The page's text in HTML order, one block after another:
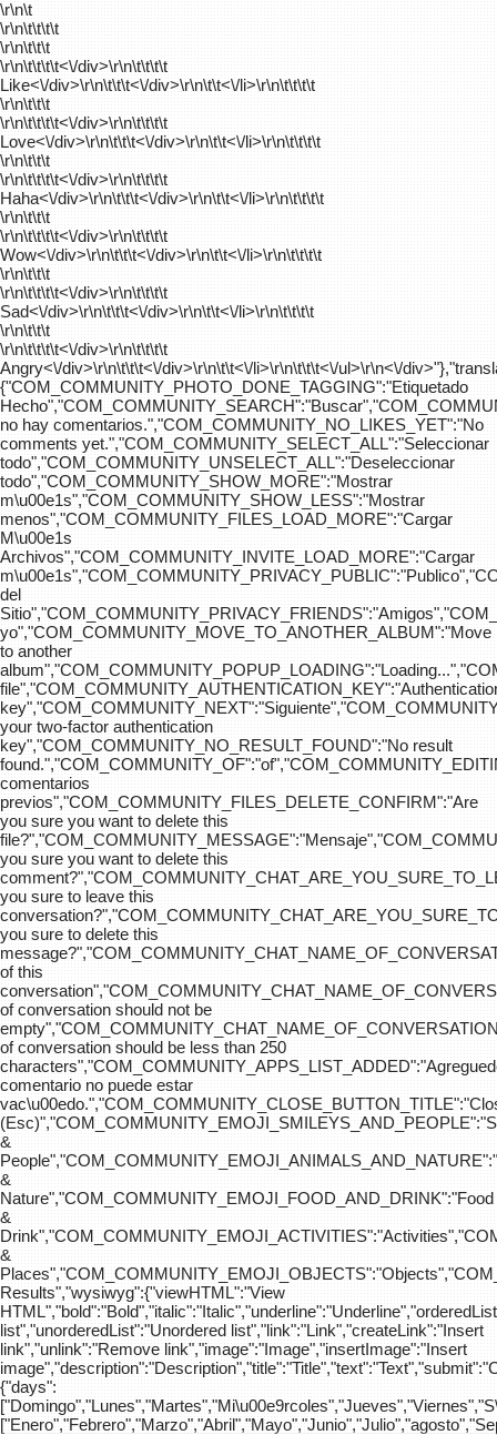
\r\n\t
\r\n\t\t\t\t
\r\n\t\t\t
\r\n\t\t\t\t<\/div>\r\n\t\t\t\t
Like<\/div>\r\n\t\t\t<\/div>\r\n\t\t<\/li>\r\n\t\t\t\t
\r\n\t\t\t
\r\n\t\t\t\t<\/div>\r\n\t\t\t\t
Love<\/div>\r\n\t\t\t<\/div>\r\n\t\t<\/li>\r\n\t\t\t\t
\r\n\t\t\t
\r\n\t\t\t\t<\/div>\r\n\t\t\t\t
Haha<\/div>\r\n\t\t\t<\/div>\r\n\t\t<\/li>\r\n\t\t\t\t
\r\n\t\t\t
\r\n\t\t\t\t<\/div>\r\n\t\t\t\t
Wow<\/div>\r\n\t\t\t<\/div>\r\n\t\t<\/li>\r\n\t\t\t\t
\r\n\t\t\t
\r\n\t\t\t\t<\/div>\r\n\t\t\t\t
Sad<\/div>\r\n\t\t\t<\/div>\r\n\t\t<\/li>\r\n\t\t\t\t
\r\n\t\t\t
\r\n\t\t\t\t<\/div>\r\n\t\t\t\t
Angry<\/div>\r\n\t\t\t<\/div>\r\n\t\t<\/li>\r\n\t\t\t<\/ul>\r\n<\/
{"COM_COMMUNITY_PHOTO_DONE_TAGGING":"Etiquetado
no hay comentarios.","COM_COMMUNITY_NO_LIKES_YET":"No
comments yet.","COM_COMMUNITY_SELECT_ALL":"Seleccionar
todo","COM_COMMUNITY_UNSELECT_ALL":"Deseleccionar
todo","COM_COMMUNITY_SHOW_MORE":"Mostrar
m\u00e1s","COM_COMMUNITY_SHOW_LESS":"Mostrar
menos","COM_COMMUNITY_FILES_LOAD_MORE":"Cargar
M\u00e1s
Archivos","COM_COMMUNITY_INVITE_LOAD_MORE":"Cargar
del
yo","COM_COMMUNITY_MOVE_TO_ANOTHER_ALBUM":"Move
to another
your two-factor authentication
key","COM_COMMUNITY_NO_RESULT_FOUND":"No result
comentarios
previos","COM_COMMUNITY_FILES_DELETE_CONFIRM":"Are
you sure you want to delete this
you sure you want to delete this
you sure to leave this
you sure to delete this
of this
of conversation should not be
of conversation should be less than 250
comentario no puede estar
&
&
Nature","COM_COMMUNITY_EMOJI_FOOD_AND_DRINK":"Food
&
&
Results","wysiwyg":{"viewHTML":"View
list","unorderedList":"Unordered list","link":"Link","createLink":"Insert
link","unlink":"Remove link","image":"Image","insertImage":"Insert
{"days":